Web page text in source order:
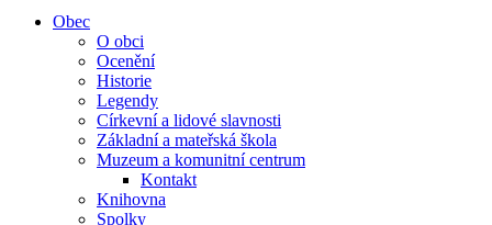
Obec
O obci
Ocenění
Historie
Legendy
Církevní a lidové slavnosti
Základní a mateřská škola
Muzeum a komunitní centrum
Kontakt
Knihovna
Spolky